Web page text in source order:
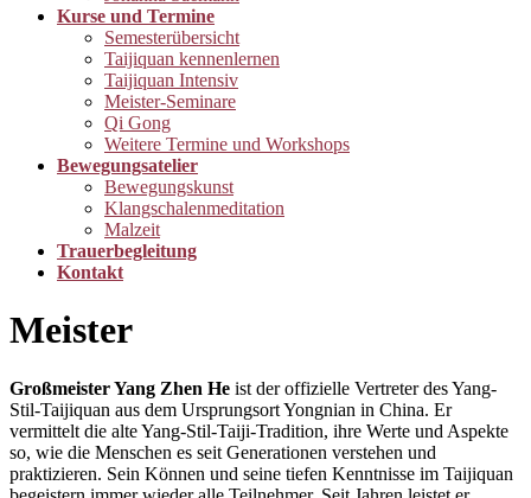
Kurse und Termine
Semesterübersicht
Taijiquan kennenlernen
Taijiquan Intensiv
Meister-Seminare
Qi Gong
Weitere Termine und Workshops
Bewegungsatelier
Bewegungskunst
Klangschalenmeditation
Malzeit
Trauerbegleitung
Kontakt
Meister
Großmeister Yang Zhen He ist der offizielle Vertreter des Yang-
Stil-Taijiquan aus dem Ursprungsort Yongnian in China. Er
vermittelt die alte Yang-Stil-Taiji-Tradition, ihre Werte und Aspekte
so, wie die Menschen es seit Generationen verstehen und
praktizieren. Sein Können und seine tiefen Kenntnisse im Taijiquan